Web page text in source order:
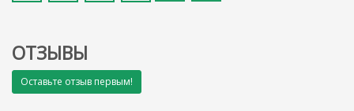
ОТЗЫВЫ
Оставьте отзыв первым!